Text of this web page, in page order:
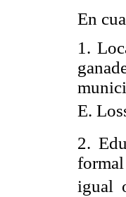
En
1.
E.
2.
igual